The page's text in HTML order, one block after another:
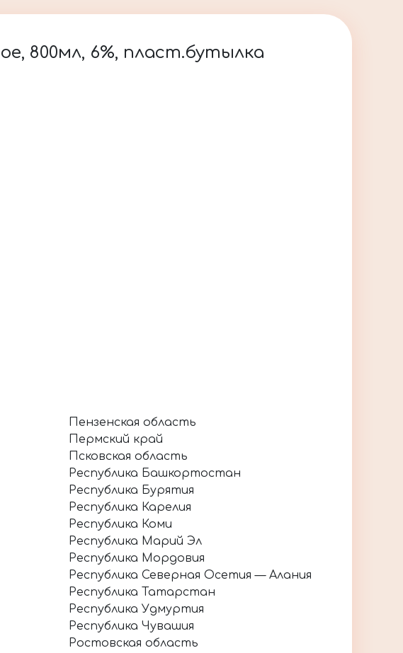
800мл, 6%, пласт.бутылка
Пензенская область
Пермский край
Псковская область
Республика Башкортостан
Республика Бурятия
Республика Карелия
Республика Коми
Республика Марий Эл
Республика Мордовия
Республика Северная Осетия — Алания
Республика Татарстан
Республика Удмуртия
Республика Чувашия
Ростовская область